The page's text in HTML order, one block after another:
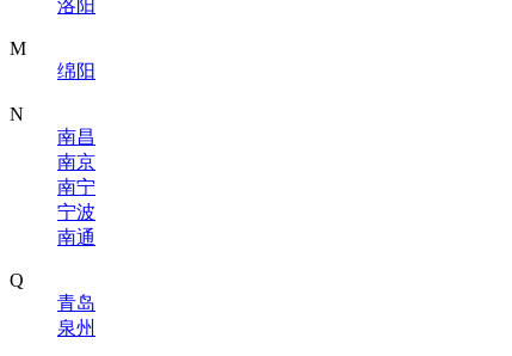
洛阳
M
绵阳
N
南昌
南京
南宁
宁波
南通
Q
青岛
泉州